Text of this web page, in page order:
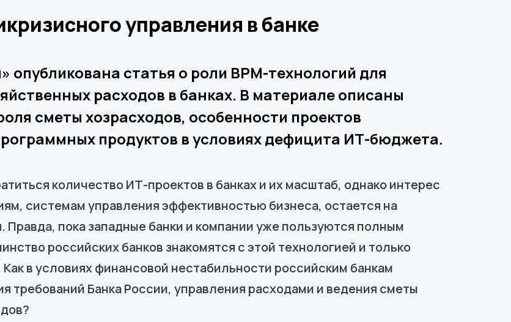
управления в банке
опубликована статья о роли BPM-технологий для
расходов в банках. В материале описаны
сметы хозрасходов, особенности проектов
продуктов в условиях дефицита ИТ-бюджета.
количество ИТ-проектов в банках и их масштаб, однако интерес
системам управления эффективностью бизнеса, остается на
пока западные банки и компании уже пользуются полным
российских банков знакомятся с этой технологией и только
в условиях финансовой нестабильности российским банкам
требований Банка России, управления расходами и ведения сметы